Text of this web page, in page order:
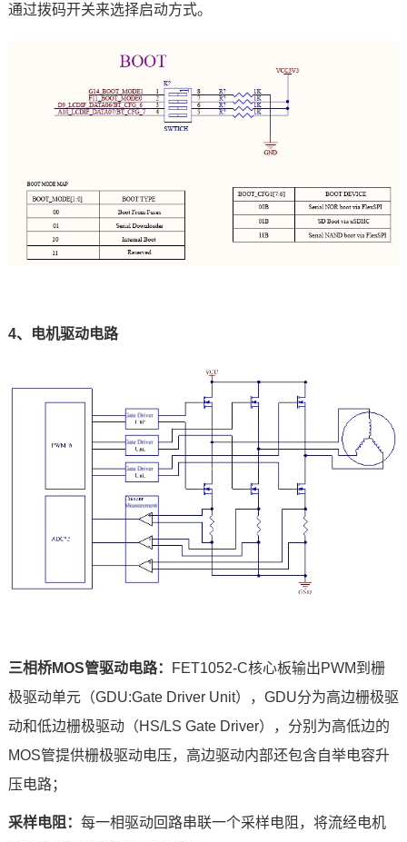
通过拨码开关来选择启动方式。
4、电机驱动电路
三相桥MOS管驱动电路：
FET1052-C核心板输出PWM到栅
极驱动单元（GDU:Gate Driver Unit），GDU分为高边栅极驱
动和低边栅极驱动（HS/LS Gate Driver），分别为高低边的
MOS管提供栅极驱动电压，高边驱动内部还包含自举电容升
压电路；
采样电阻： 每一相驱动回路串联一个采样电阻，将流经电机